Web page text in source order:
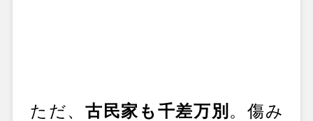
ただ、 古民家も千差万別 。傷み